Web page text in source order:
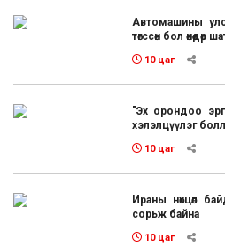
Автомашины
төгссөн бол өнөөдөр
10 цаг
"Эх орондоо
хэлэлцүүлэг
10 цаг
Ираны нөхцөл
сорьж байна
10 цаг